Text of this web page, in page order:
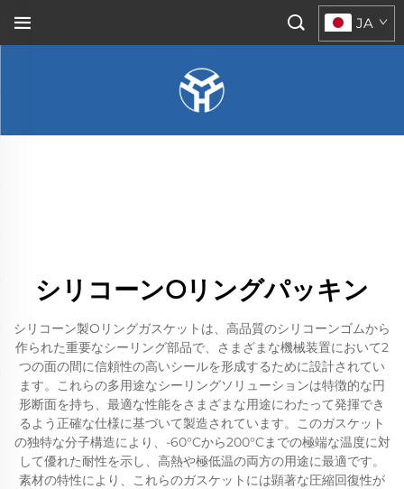
JA
シリコーンOリングパッキン
シリコーン製Oリングガスケットは、高品質のシリコーンゴムから
作られた重要なシーリング部品で、さまざまな機械装置において2
つの面の間に信頼性の高いシールを形成するために設計されてい
ます。これらの多用途なシーリングソリューションは特徴的な円
形断面を持ち、最適な性能をさまざまな用途にわたって発揮でき
るよう正確な仕様に基づいて製造されています。このガスケット
の独特な分子構造により、-60°Cから200°Cまでの極端な温度に対
して優れた耐性を示し、高熱や極低温の両方の用途に最適です。
素材の特性により、これらのガスケットには顕著な圧縮回復性が